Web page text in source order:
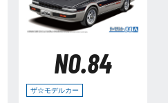
NO.84
ザ☆モデルカー